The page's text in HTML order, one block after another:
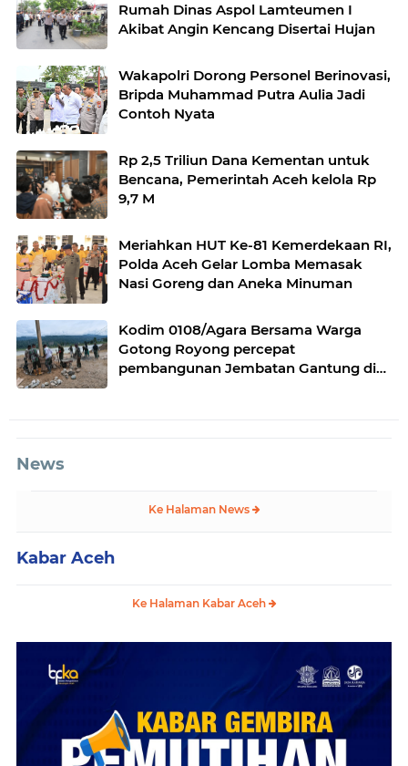
Rumah Dinas Aspol Lamteumen I
Akibat Angin Kencang Disertai Hujan
Wakapolri Dorong Personel Berinovasi,
Bripda Muhammad Putra Aulia Jadi
Contoh Nyata
Rp 2,5 Triliun Dana Kementan untuk
Bencana, Pemerintah Aceh kelola Rp
9,7 M
Meriahkan HUT Ke-81 Kemerdekaan RI,
Polda Aceh Gelar Lomba Memasak
Nasi Goreng dan Aneka Minuman
Kodim 0108/Agara Bersama Warga
Gotong Royong percepat
pembangunan Jembatan Gantung di
News
Ke Halaman News
Kabar Aceh
Ke Halaman Kabar Aceh